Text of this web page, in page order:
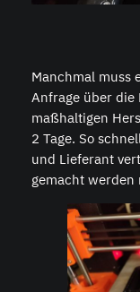
Manchmal muss
Anfrage über die
maßhaltigen
2 Tage. So
und Lieferant
gemacht werden